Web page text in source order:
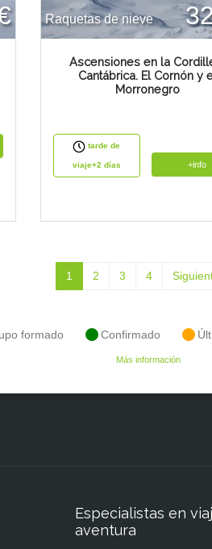
Raquetas de nieve
Ascensiones en la
Cantábrica. El Cornón y
Morronegro
tarde de
viaje+2 días +info
1 2 3 4
formado Confirmado
Más información
Especialistas en
aventura